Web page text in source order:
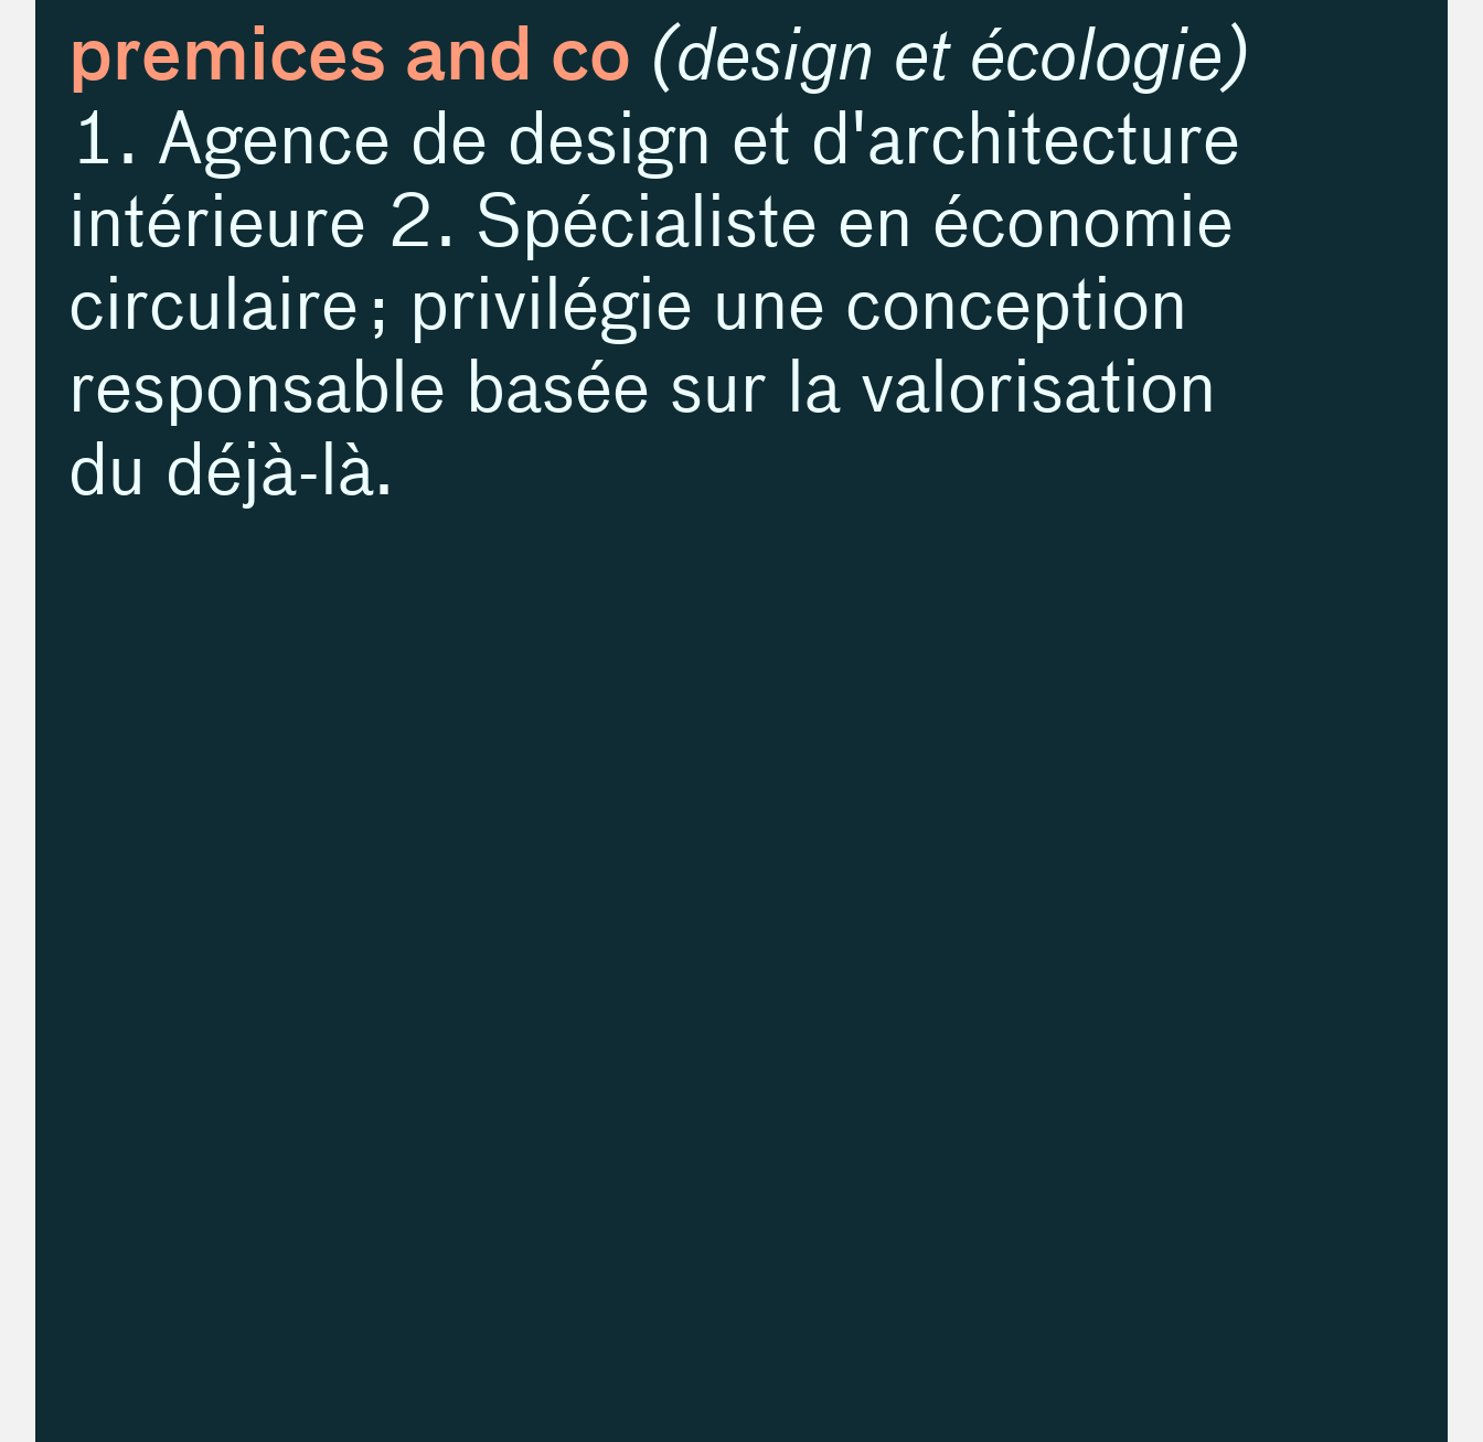
premices and co (design et écologie)
1. Agence de design et d'architecture
intérieure 2. Spécialiste en économie
circulaire ; privilégie une conception
responsable basée sur la valorisation
du déjà-là.